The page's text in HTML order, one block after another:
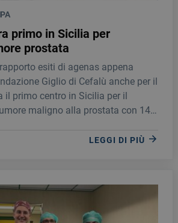
primo in Sicilia per
prostata
esiti di agenas appena
Giglio di Cefalù anche per il
il primo centro in Sicilia per il
maligno alla prostata con 146
LEGGI DI PIÙ